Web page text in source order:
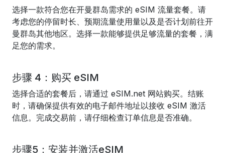
选择一款符合您在开曼群岛需求的 eSIM 流量套餐。请
考虑您的停留时长、预期流量使用量以及是否计划前往开
曼群岛其他地区。选择一款能够提供足够流量的套餐，满
足您的需求。
步骤 4：购买 eSIM
选择合适的套餐后，请通过 eSIM.net 网站购买。结账
时，请确保提供有效的电子邮件地址以接收 eSIM 激活
信息。完成交易前，请仔细检查订单信息是否准确。
步骤5：安装并激活eSIM